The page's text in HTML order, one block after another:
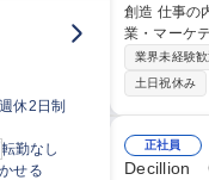
休2日制
転勤なし
せる
創造 仕事の内容 当社のべニュービジネスの拡大に伴い、ドコモが新たに運営するアリーナでのイベント企画/営
業・マーケティング施
される興行
ける、マー
業界未経験歓
土日祝休み
正社員
Decillion